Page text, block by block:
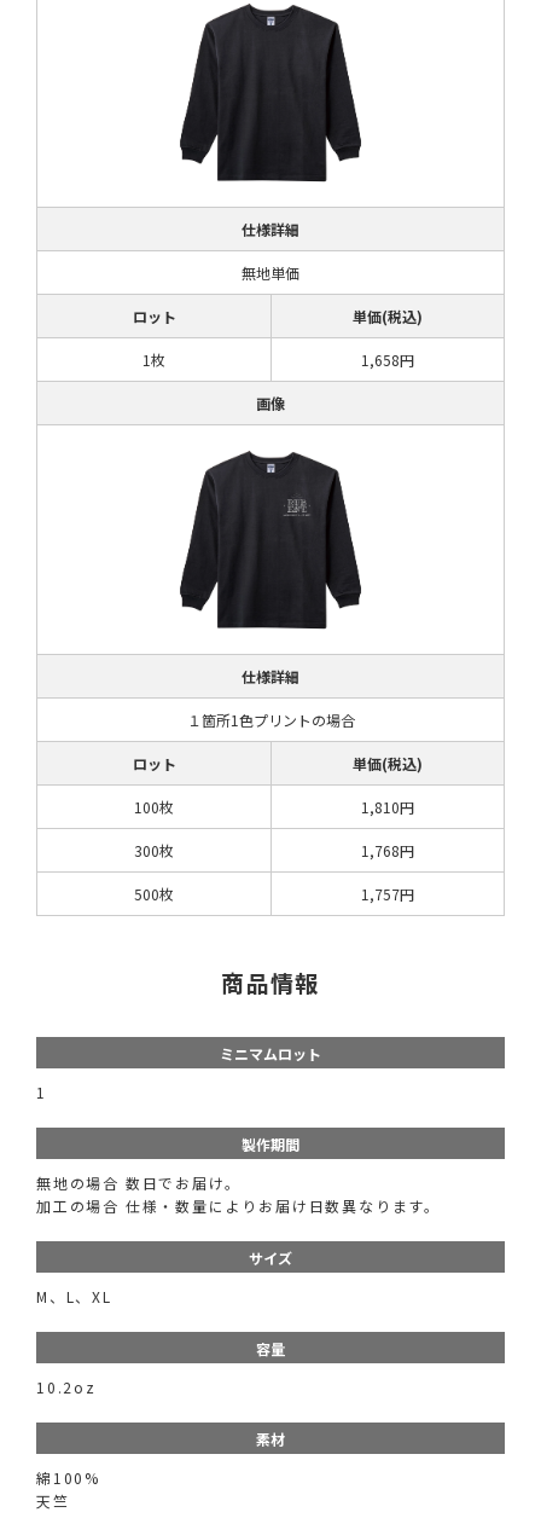
仕様詳細
無地単価
ロット 単価(税込)
1枚 1,658円
画像
仕様詳細
１箇所1色プリントの場合
ロット 単価(税込)
100枚 1,810円
300枚 1,768円
500枚 1,757円
商品情報
ミニマムロット
1
製作期間
無地の場合 数日でお届け。
加工の場合 仕様・数量によりお届け日数異なります。
サイズ
M、L、XL
容量
10.2oz
素材
綿100%
天竺